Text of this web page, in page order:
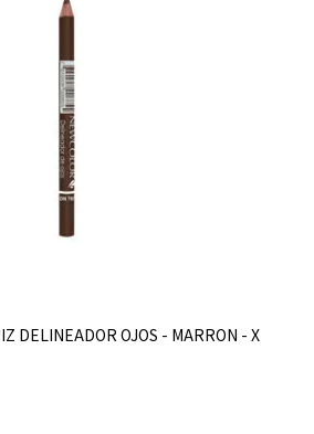
DELINEADOR OJOS - MARRON - X